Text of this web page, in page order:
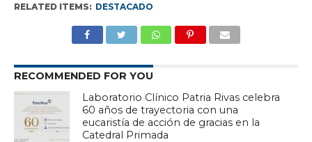
RELATED ITEMS: DESTACADO
RECOMMENDED FOR YOU
Laboratorio Clínico Patria Rivas celebra
60 años de trayectoria con una
eucaristía de acción de gracias en la
Catedral Primada